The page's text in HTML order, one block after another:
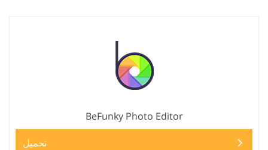
BeFunky Photo Editor
تحميل